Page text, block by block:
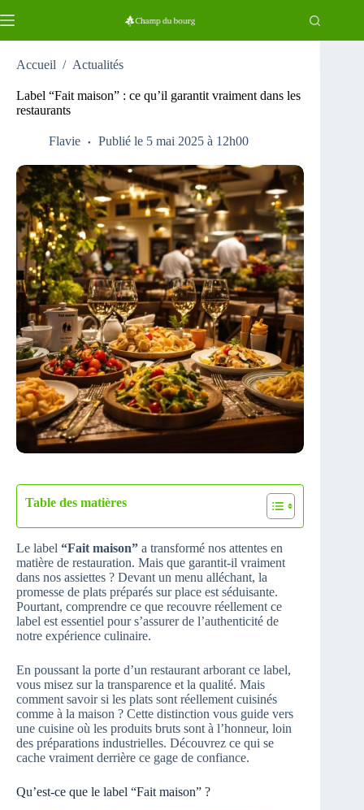
au
Accueil / Actualités
Label “Fait maison” : ce qu’il garantit vraiment dans les
restaurants
Flavie Publié le 5 mai 2025 à 12h00
Table des matières
Le label “Fait maison” a transformé nos attentes en
matière de restauration. Mais que garantit-il vraiment
dans nos assiettes ? Devant un menu alléchant, la
promesse de plats préparés sur place est séduisante.
Pourtant, comprendre ce que recouvre réellement ce
label est essentiel pour s’assurer de l’authenticité de
notre expérience culinaire.
En poussant la porte d’un restaurant arborant ce label,
vous misez sur la transparence et la qualité. Mais
comment savoir si les plats sont réellement cuisinés
comme à la maison ? Cette distinction vous guide vers
une cuisine où les produits bruts sont à l’honneur, loin
des préparations industrielles. Découvrez ce qui se
cache vraiment derrière ce gage de confiance.
Qu’est-ce que le label “Fait maison” ?